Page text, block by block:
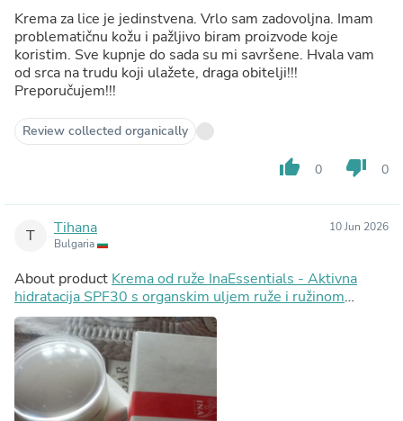
Krema za lice je jedinstvena. Vrlo sam zadovoljna. Imam
problematičnu kožu i pažljivo biram proizvode koje
koristim. Sve kupnje do sada su mi savršene. Hvala vam
od srca na trudu koji ulažete, draga obitelji!!!
Preporučujem!!!
Review collected organically
thumb_up 0 thumb_down 0
T Tihana
Bulgaria
10 Jun 2026
About product Krema od ruže InaEssentials - Aktivna
hidratacija SPF30 s organskim uljem ruže i ružinom
vodom, 2ml